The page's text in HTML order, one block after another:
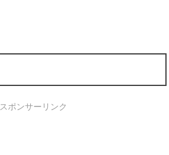
スポンサーリンク